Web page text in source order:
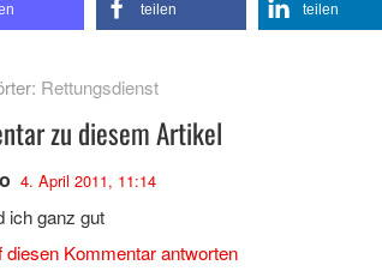
teilen teilen
Rettungsdienst
zu diesem Artikel
4. April 2011, 11:14
ich ganz gut
diesen Kommentar antworten